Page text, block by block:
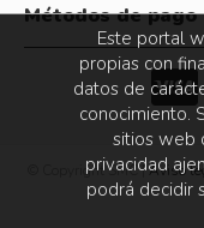
Métodos de pago
© Copyright SMC |Aviso
Este portal
propias con
datos de
conocimiento.
sitios web
privacidad
podrá decidir